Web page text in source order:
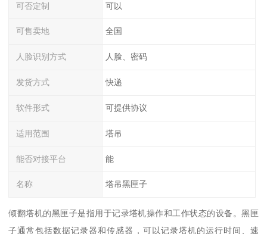
可否定制 可以
可售卖地 全国
人脸识别方式 人脸、密码
发货方式 快递
软件形式 可提供协议
适用范围 塔吊
能否对接平台 能
名称 塔吊黑匣子
倾翻塔机的黑匣子是指用于记录塔机操作和工作状态的设备。黑匣
子通常包括数据记录器和传感器，可以记录塔机的运行时间、速